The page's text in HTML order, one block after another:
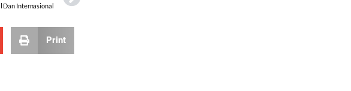
Dan Internasional
Print